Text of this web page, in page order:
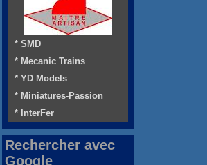
* SMD
* Mecanic Trains
* YD Models
* Miniatures-Passion
* InterFer
Rechercher avec
Google